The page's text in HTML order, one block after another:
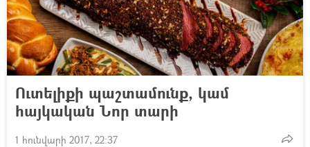
Ուտելիքի պաշտամունք, կամ
հայկական Նոր տարի
1 հունվարի 2017, 22:37